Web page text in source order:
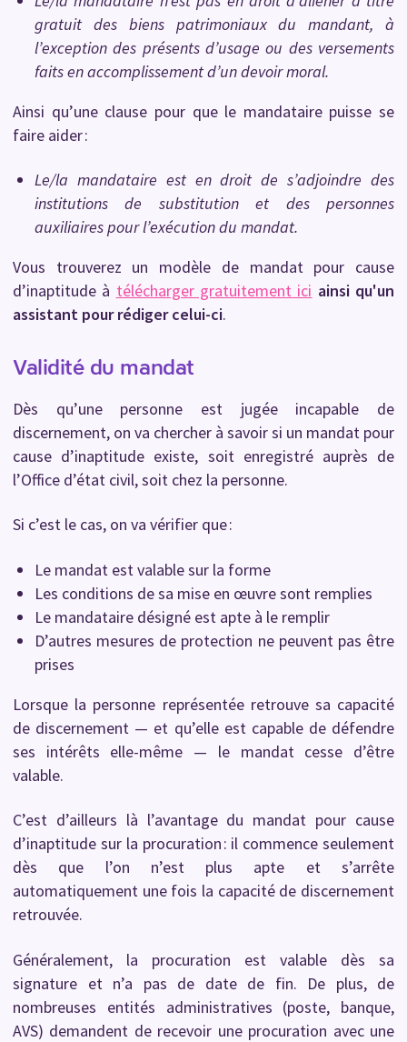
gratuit des biens patrimoniaux du mandant, à
l’exception des présents d’usage ou des versements
faits en accomplissement d’un devoir moral.
Ainsi qu’une clause pour que le mandataire puisse se
faire aider :
Le/la mandataire est en droit de s’adjoindre des
institutions de substitution et des personnes
auxiliaires pour l’exécution du mandat.
Vous trouverez un modèle de mandat pour cause
d’inaptitude à télécharger gratuitement ici ainsi qu'un
assistant pour rédiger celui-ci.
Validité du mandat
Dès qu’une personne est jugée incapable de
discernement, on va chercher à savoir si un mandat pour
cause d’inaptitude existe, soit enregistré auprès de
l’Office d’état civil, soit chez la personne.
Si c’est le cas, on va vérifier que :
Le mandat est valable sur la forme
Les conditions de sa mise en œuvre sont remplies
Le mandataire désigné est apte à le remplir
D’autres mesures de protection ne peuvent pas être
prises
Lorsque la personne représentée retrouve sa capacité
de discernement — et qu’elle est capable de défendre
ses intérêts elle-même — le mandat cesse d’être
valable.
C’est d’ailleurs là l’avantage du mandat pour cause
d’inaptitude sur la procuration : il commence seulement
dès que l’on n’est plus apte et s’arrête
automatiquement une fois la capacité de discernement
retrouvée.
Généralement, la procuration est valable dès sa
signature et n’a pas de date de fin. De plus, de
nombreuses entités administratives (poste, banque,
AVS) demandent de recevoir une procuration avec une